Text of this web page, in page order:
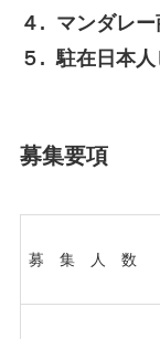
４. マンダレ
５. 駐在日本
募集要項
募 集 人 数